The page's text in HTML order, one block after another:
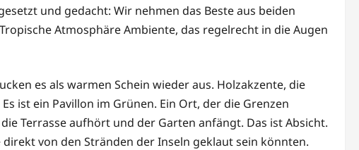
und gedacht: Wir nehmen das Beste aus beiden
Atmosphäre Ambiente, das regelrecht in die Augen
es als warmen Schein wieder aus. Holzakzente, die
ist ein Pavillon im Grünen. Ein Ort, der die Grenzen
Terrasse aufhört und der Garten anfängt. Das ist Absicht.
von den Stränden der Inseln geklaut sein könnten.